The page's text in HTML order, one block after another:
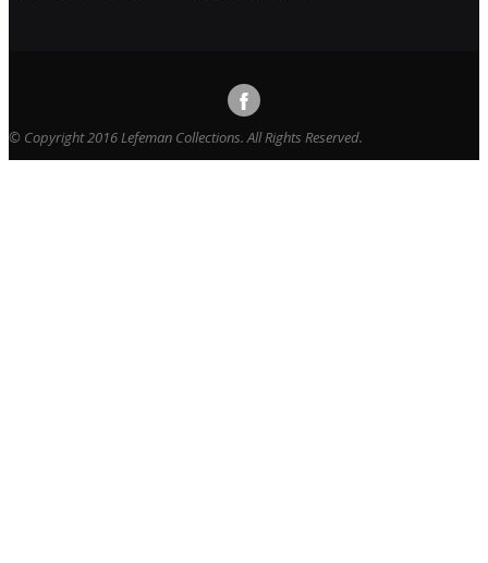
© Copyright 2016 Lefeman Collections. All Rights Reserved.